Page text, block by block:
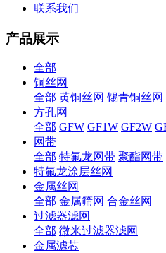
联系我们
产品展示
全部
铜丝网
全部 黄铜丝网 锡青铜丝网
方孔网
全部 GFW GF1W GF2W
网带
全部 特氟龙网带 聚酯网带
特氟龙涂层丝网
金属丝网
全部 金属筛网 合金丝网
过滤器滤网
全部 微米过滤器滤网
金属滤芯